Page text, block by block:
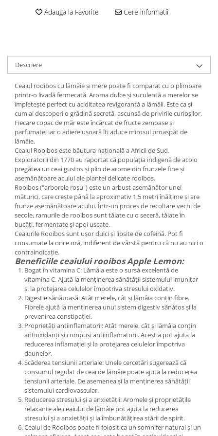
Adauga la Favorite Cere informatii
Descriere
Ceaiul rooibos cu lămâie și mere poate fi comparat cu o plimbare
printr-o livadă fermecată. Aroma dulce și suculentă a merelor se
împletește perfect cu aciditatea revigorantă a lămâii. Este ca și
cum ai descoperi o grădină secretă, ascunsă de privirile curioșilor.
Fiecare copac de măr este încărcat de fructe zemoase și
parfumate, iar o adiere ușoară îți aduce mirosul proaspăt de
lămâie.
Ceaiul Rooibos este băutura națională a Africii de Sud.
Exploratorii din 1770 au raportat că populația indigenă de acolo
pregătea un ceai gustos și plin de arome din frunzele fine și
asemănătoare acului ale plantei delicate rooibos.
Rooibos ("arborele roșu") este un arbust asemănător unei
măturici, care crește până la aproximativ 1,5 metri înălțime și are
frunze asemănătoare acului. Într-un proces de recoltare vechi de
secole, ramurile de rooibos sunt tăiate cu o seceră, tăiate în
bucăți, fermentate și apoi uscate.
Ceaiurile Rooibos sunt ușor dulci și lipsite de cofeină. Pot fi
consumate la orice oră, indiferent de vârstă pentru că nu au nici o
contraindicație.
Beneficiile ceaiului rooibos Apple Lemon:
Bogat în vitamina C: Lămâia este o sursă excelentă de
vitamina C. Ajută la menținerea sănătății sistemului imunitar
și la protejarea celulelor împotriva stresului oxidativ.
Digestie sănătoasă: Atât merele, cât și lămâia conțin fibre.
Fibrele ajută la menținerea unui sistem digestiv sănătos și la
prevenirea constipației.
Proprietăți antiinflamatorii: Atât merele, cât și lămâia conțin
antioxidanți și compuși antiinflamatorii. Aceștia pot ajuta la
reducerea inflamației și la protejarea celulelor împotriva
daunelor.
Scăderea tensiunii arteriale: Unele cercetări sugerează că
consumul regulat de ceai de lămâie poate ajuta la reducerea
tensiunii arteriale. De asemenea și la menținerea sănătății
sistemului cardiovascular.
Reducerea stresului și a anxietății: Aromele și proprietățile
relaxante ale ceaiului de lămâie pot ajuta la reducerea
stresului și a anxietății și la îmbunătățirea stării de spirit.
Ceaiul de Rooibos poate fi folosit ca un somnifer natural și un